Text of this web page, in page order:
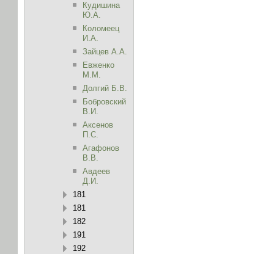
Кудишина
Ю.А.
Коломеец
И.А.
Зайцев А.А.
Евженко
М.М.
Долгий Б.В.
Бобровский
В.И.
Аксенов
П.С.
Агафонов
В.В.
Авдеев
Д.И.
181
181
182
191
192